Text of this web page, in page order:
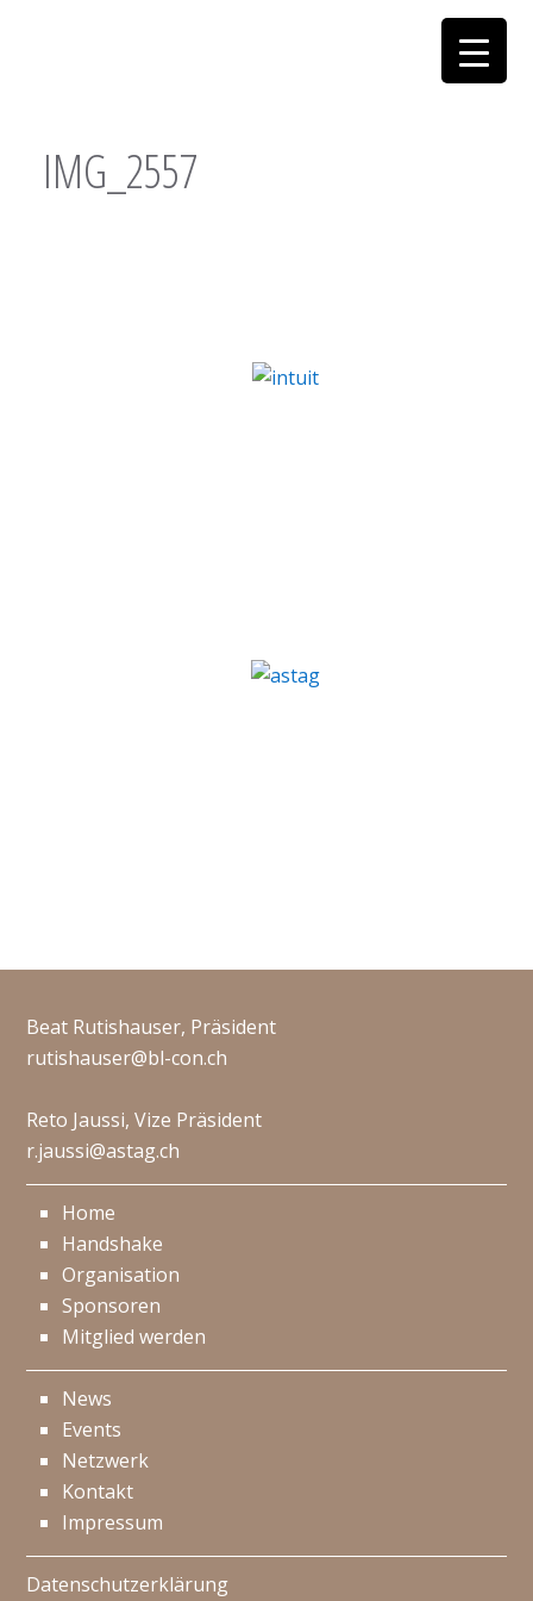
IMG_2557
Beat Rutishauser, Präsident
rutishauser@bl-con.ch
Reto Jaussi, Vize Präsident
r.jaussi@astag.ch
Home
Handshake
Organisation
Sponsoren
Mitglied werden
News
Events
Netzwerk
Kontakt
Impressum
Datenschutzerklärung